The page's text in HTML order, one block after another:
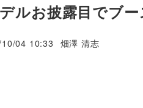
ルお披露目でブー
04 10:33
著
畑澤 清志